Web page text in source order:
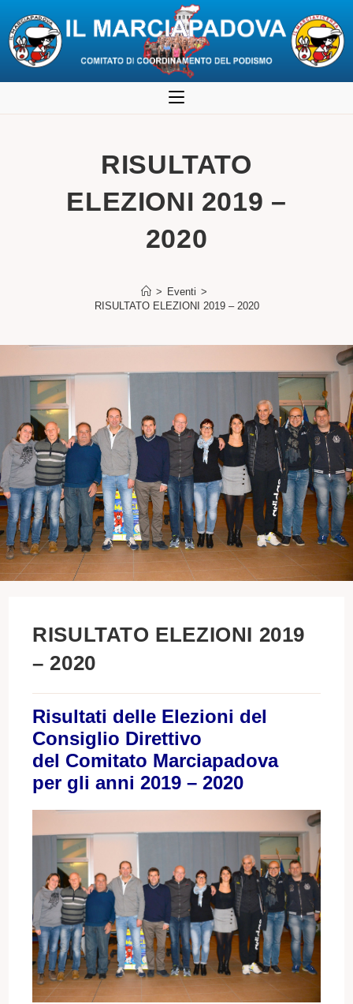
al
RISULTATO
ELEZIONI 2019 –
2020
> Eventi >
RISULTATO ELEZIONI 2019 – 2020
RISULTATO ELEZIONI 2019
– 2020
Risultati delle Elezioni del
Consiglio Direttivo
del Comitato Marciapadova
per gli anni 2019 – 2020